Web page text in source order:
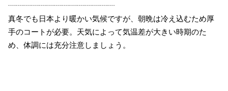
┈┈┈┈┈┈┈┈┈┈┈┈┈┈
真冬でも日本より暖かい気候ですが、朝晩は冷え込むため厚
手のコートが必要。天気によって気温差が大きい時期のた
め、体調には充分注意しましょう。